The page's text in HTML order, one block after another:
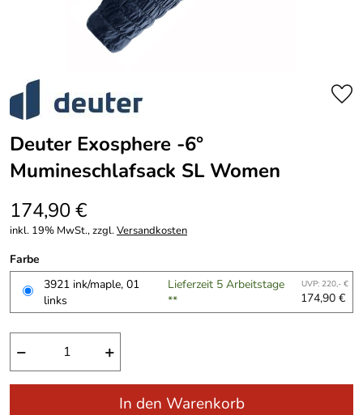
Deuter Exosphere -6°
Mumineschlafsack SL Women
174,90 €
inkl. 19% MwSt., zzgl.Versandkosten
Farbe
3921 ink/maple, 01
links
Lieferzeit 5 Arbeitstage
**
UVP: 220,- €
174,90 €
− +
In den Warenkorb